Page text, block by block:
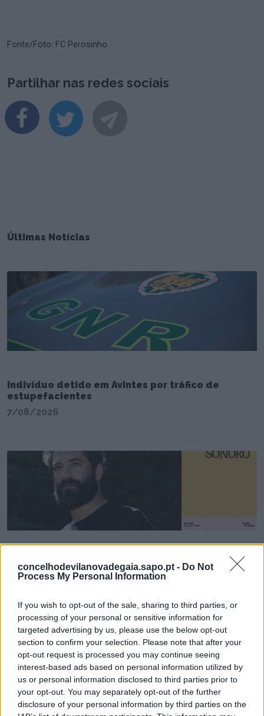
concelhodevilanovadegaia.sapo.pt - Do Not
Process My Personal Information
If you wish to opt-out of the sale, sharing to third parties, or
processing of your personal or sensitive information for
targeted advertising by us, please use the below opt-out
section to confirm your selection. Please note that after your
opt-out request is processed you may continue seeing
interest-based ads based on personal information utilized by
us or personal information disclosed to third parties prior to
your opt-out. You may separately opt-out of the further
disclosure of your personal information by third parties on the
Fonte/Foto: FC Perosinho
Partilhar nas redes sociais
Últimas Notícias
Indivíduo detido em Avintes por tráfico de
estupefacientes
7/08/2026
Morro Sonoro recebe este sábado o DJ e ator
Nuno Lopes